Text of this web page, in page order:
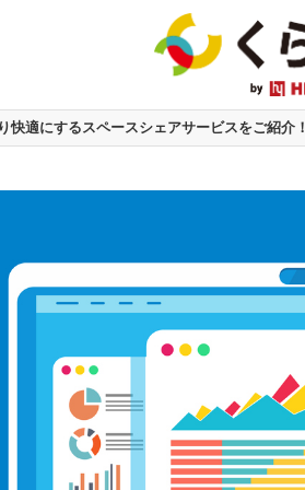
快適にするスペースシェアサービスをご紹介！